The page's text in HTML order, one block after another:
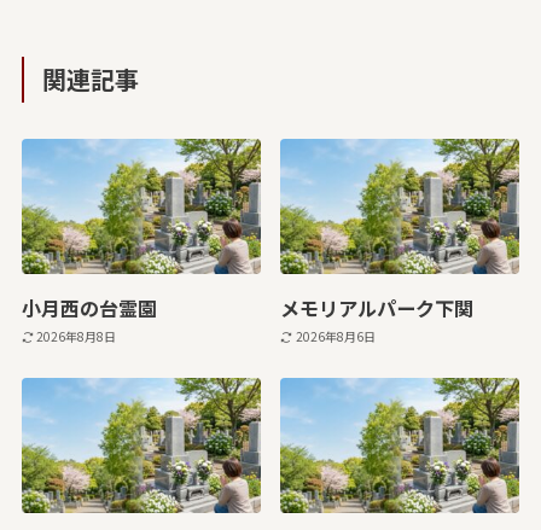
関連記事
小月西の台霊園
2026年8月8日
メモリアルパーク下関
2026年8月6日